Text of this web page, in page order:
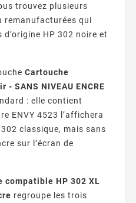
trouvez plusieurs
remanufacturées qui
HP 302 noire et
Cartouche
SANS NIVEAU ENCRE
: elle contient
ENVY 4523 l’affichera
classique, mais sans
sur l’écran de
compatible HP 302 XL
regroupe les trois